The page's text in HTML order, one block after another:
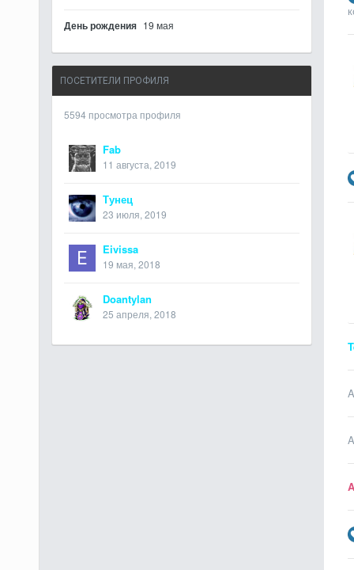
День рождения 19 мая
ПОСЕТИТЕЛИ ПРОФИЛЯ
5594 просмотра профиля
Fab
11 августа, 2019
Тунец
23 июля, 2019
Eivissa
19 мая, 2018
Doantylan
25 апреля, 2018